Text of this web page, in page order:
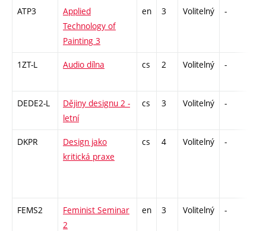
ATP3
Applied
Technology of
Painting 3
en 3 Volitelný -
1ZT-L Audio dílna cs 2 Volitelný -
DEDE2-L
Dějiny designu 2 -
letní
cs 3 Volitelný -
DKPR
Design jako
kritická praxe
cs 4 Volitelný -
FEMS2
Feminist Seminar
2
en 3 Volitelný -